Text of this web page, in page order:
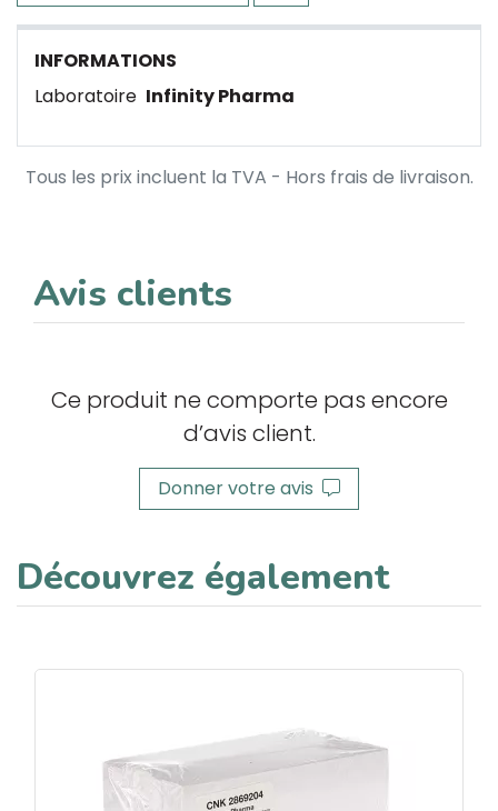
INFORMATIONS
Laboratoire Infinity Pharma
Tous les prix incluent la TVA - Hors frais de livraison.
Avis clients
Ce produit ne comporte pas encore
d’avis client.
Donner votre avis
Découvrez également